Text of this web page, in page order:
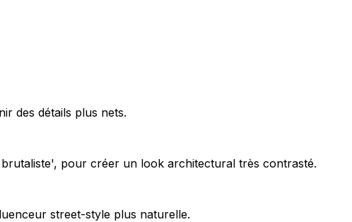
des détails plus nets.
pour créer un look architectural très contrasté.
street-style plus naturelle.